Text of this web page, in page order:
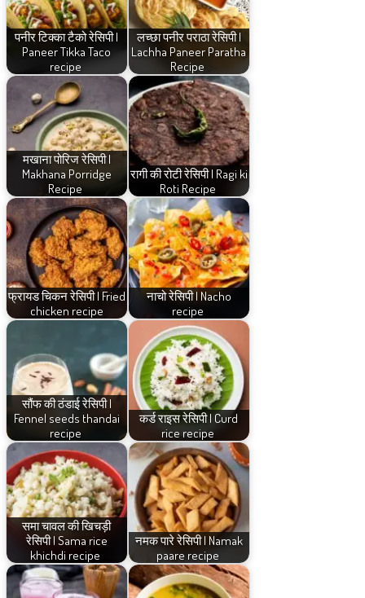
पनीर टिक्का टैको रेसिपी |
Paneer Tikka Taco
recipe
लच्छा पनीर पराठा रेसिपी |
Lachha Paneer Paratha
Recipe
मखाना पोरिज रेसिपी |
Makhana Porridge
Recipe
रागी की रोटी रेसिपी | Ragi ki
Roti Recipe
फ्रायड चिकन रेसिपी | Fried
chicken recipe
नाचो रेसिपी | Nacho
recipe
सौंफ की ठंडाई रेसिपी |
Fennel seeds thandai
recipe
कर्ड राइस रेसिपी | Curd
rice recipe
समा चावल की खिचड़ी
रेसिपी | Sama rice
khichdi recipe
नमक पारे रेसिपी | Namak
paare recipe